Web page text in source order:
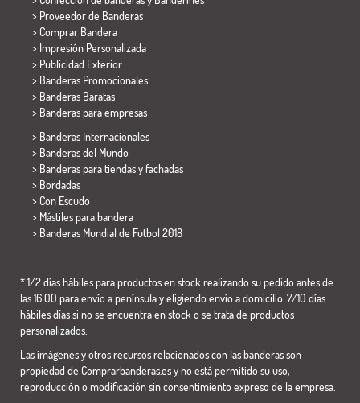
> Proveedor de Banderas
> Comprar Bandera
> Impresión Personalizada
> Publicidad Exterior
> Banderas Promocionales
> Banderas Baratas
> Banderas para empresas
> Banderas Internacionales
> Banderas del Mundo
> Banderas para tiendas y fachadas
> Bordadas
> Con Escudo
> Mástiles para bandera
> Banderas Mundial de Futbol 2018
* 1/2 días hábiles para productos en stock realizando su pedido antes de
las 16:00 para envío a península y eligiendo envío a domicilio. 7/10 días
hábiles días si no se encuentra en stock o se trata de productos
personalizados.
Las imágenes y otros recursos relacionados con las banderas son
propiedad de Comprarbanderas.es y no está permitido su uso,
reproducción o modificación sin consentimiento expreso de la empresa.